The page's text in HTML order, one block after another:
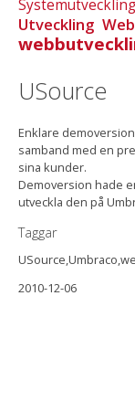
Systemutveckling
Utveckling
USource
Enklare
samband med en
sina kunder.
Demoversion hade
utveckla den på
Taggar
2010-12-06